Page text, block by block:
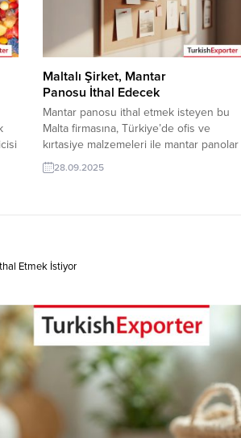
Gelen İthalat Talepleri...
Maltalı Şirket, Mantar
Panosu İthal Edecek
Mantar panosu ithal etmek isteyen bu
Malta firmasına, Türkiye’de ofis ve
kırtasiye malzemeleri ile mantar panolar
üreticisi veya tedarikçisi olan ihracatçı
firmalar teklif sunabilirler. Yeni bir ihracat
28.09.2025
Etmek İstiyor